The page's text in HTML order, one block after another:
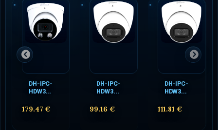
DH-IPC-
HDW3...
179.47 €
DH-IPC-
HDW3...
99.16 €
DH-IPC-
HDW3...
111.81 €